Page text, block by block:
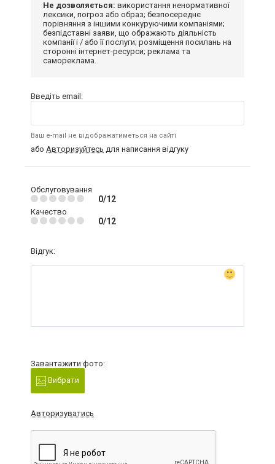
Не дозволяється: використання ненормативної
лексики, погроз або образ; безпосереднє
порівняння з іншими конкуруючими компаніями;
безпідставні заяви, що ображають діяльність
компанії і / або її послуги; розміщення посилань на
сторонні інтернет-ресурси; реклама та
самореклама.
Введіть email:
Ваш e-mail не відображатиметься на сайті
або Авторизуйтесь для написання відгуку
Обслуговування
0/12
Качество
0/12
Відгук:
Завантажити фото:
Вибрати
Авторизуватись